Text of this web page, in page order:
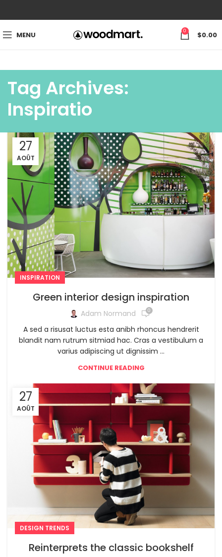
MENU 0 $0.00
Tag Archives:
Inspiratio
27
AOÛT
INSPIRATION
Green interior design inspiration
Adam Normand 0
A sed a risusat luctus esta anibh rhoncus hendrerit
blandit nam rutrum sitmiad hac. Cras a vestibulum a
varius adipiscing ut dignissim ...
CONTINUE READING
27
AOÛT
DESIGN TRENDS
Reinterprets the classic bookshelf